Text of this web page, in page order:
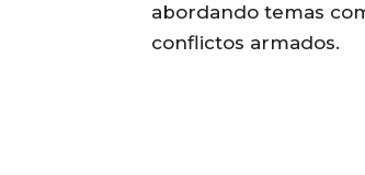
abordando temas
conflictos armados.